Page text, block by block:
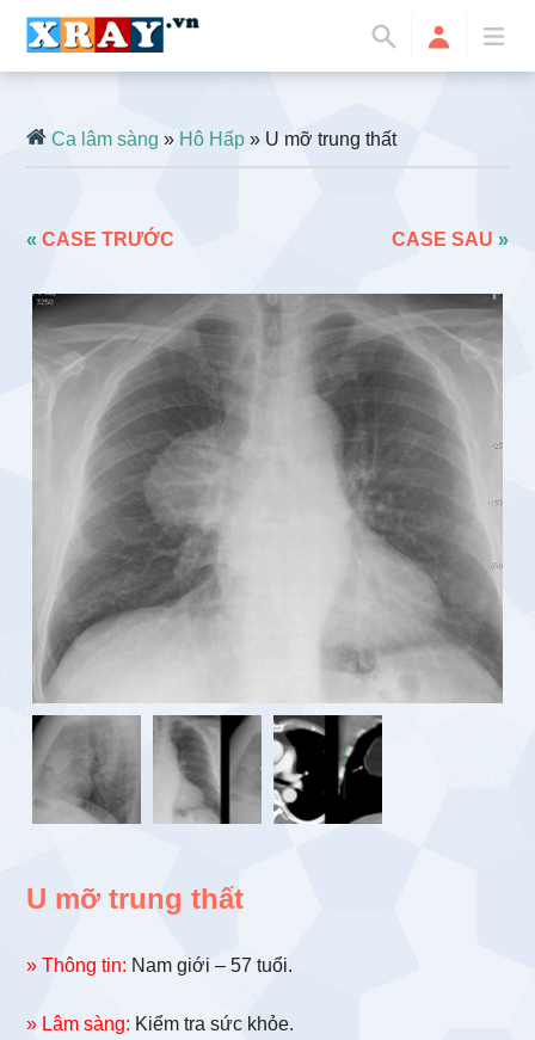
Ca lâm sàng » Hô Hấp » U mỡ trung thất
«CASE TRƯỚC CASE SAU »
U mỡ trung thất
» Thông tin: Nam giới – 57 tuổi.
» Lâm sàng: Kiểm tra sức khỏe.